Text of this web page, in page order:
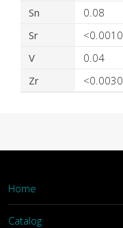
Sn
0.08
Sr
<0.0010
V
0.04
Zr
<0.0030
Home
Catalog